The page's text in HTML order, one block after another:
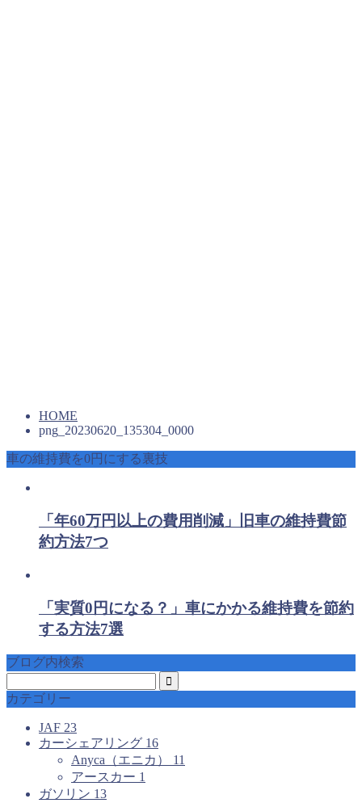
HOME
png_20230620_135304_0000
車の維持費を0円にする裏技
「年60万円以上の費用削減」旧車の維持費節
約方法7つ
「実質0円になる？」車にかかる維持費を節約
する方法7選
ブログ内検索
カテゴリー
JAF 23
カーシェアリング 16
Anyca（エニカ） 11
アースカー 1
ガソリン 13